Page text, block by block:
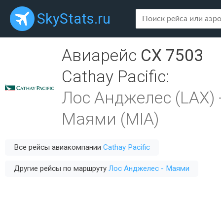
SkyStats.ru
Авиарейс CX 7503
Cathay Pacific:
Лос Анджелес (LAX)
Маями (MIA)
Все рейсы авиакомпании Cathay Pacific
Другие рейсы по маршруту Лос Анджелес - Маями